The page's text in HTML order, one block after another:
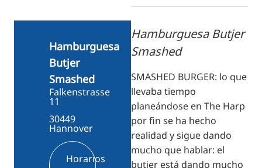
Hamburguesa Butjer
Smashed
SMASHED BURGER: lo que
llevaba tiempo
planeándose en The Harp
por fin se ha hecho
realidad y sigue dando
mucho que hablar: el
butjer está dando mucho
Hamburguesa
Butjer
Smashed
Falkenstrasse
11
30449
Hannover
Horarios